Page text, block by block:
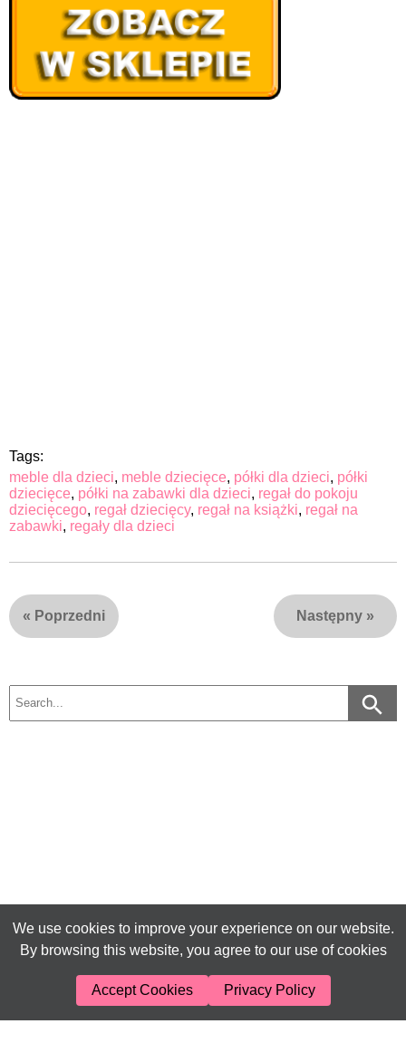
Tags:
meble dla dzieci, meble dziecięce, półki dla dzieci, półki
dziecięce, półki na zabawki dla dzieci, regał do pokoju
dziecięcego, regał dziecięcy, regał na książki, regał na
zabawki, regały dla dzieci
« Poprzedni Następny »
We use cookies to improve your experience on our website.
By browsing this website, you agree to our use of cookies
Accept Cookies Privacy Policy